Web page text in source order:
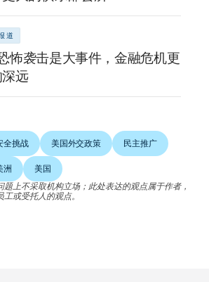
道
恐怖袭击是大事件，金融危机更
远
全挑战 美国外交政策 民主推广
洲
美国
上不采取机构立场；此处表达的观点属于作者，
或受托人的观点。